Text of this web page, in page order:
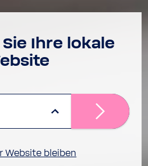
Ihre lokale
Website bleiben